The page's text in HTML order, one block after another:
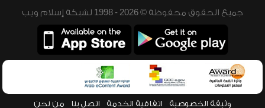
جميع الحقوق محفوظة © 2026 - 1998 لشبكة إسلام ويب
وثيقة الخصوصية اتفاقية الخدمة اتصل بنا من نحن